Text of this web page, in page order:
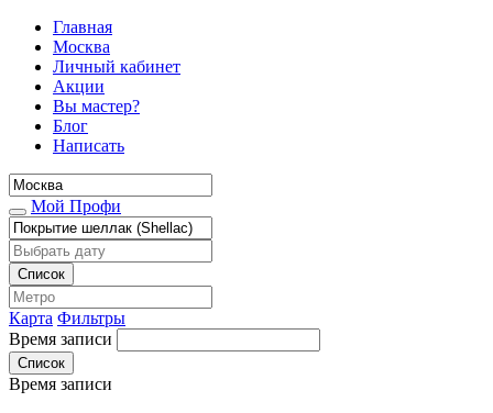
Главная
Москва
Личный кабинет
Акции
Вы мастер?
Блог
Написать
Мой Профи
Список
Карта Фильтры
Время записи
Список
Время записи